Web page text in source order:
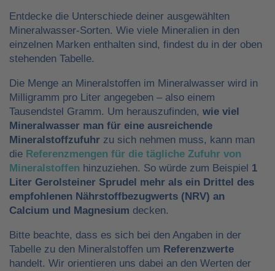
Entdecke die Unterschiede deiner ausgewählten
Mineralwasser-Sorten. Wie viele Mineralien in den
einzelnen Marken enthalten sind, findest du in der oben
stehenden Tabelle.
Die Menge an Mineralstoffen im Mineralwasser wird in
Milligramm pro Liter angegeben – also einem
Tausendstel Gramm. Um herauszufinden, wie viel
Mineralwasser man für eine ausreichende
Mineralstoffzufuhr zu sich nehmen muss, kann man
die Referenzmengen für die tägliche Zufuhr von
Mineralstoffen hinzuziehen. So würde zum Beispiel 1
Liter Gerolsteiner Sprudel mehr als ein Drittel des
empfohlenen Nährstoffbezugwerts (NRV) an
Calcium und Magnesium decken.
Bitte beachte, dass es sich bei den Angaben in der
Tabelle zu den Mineralstoffen um Referenzwerte
handelt. Wir orientieren uns dabei an den Werten der